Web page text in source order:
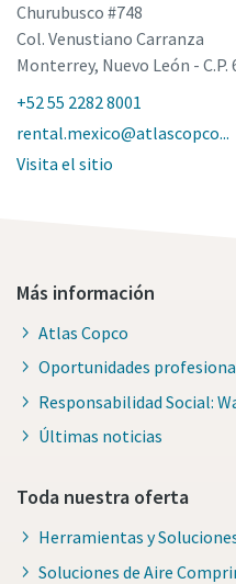
Churubusco #748
Col. Venustiano Carranza
Monterrey, Nuevo León - C.P.
+52 55 2282 8001
rental.mexico@atlascopco...
Visita el sitio
Más información
Atlas Copco
Oportunidades
Responsabilidad Social:
Últimas noticias
Toda nuestra oferta
Herramientas y
Soluciones de Aire